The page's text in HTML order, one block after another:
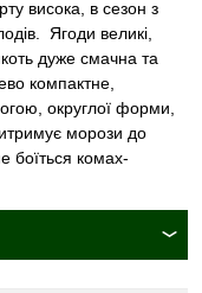
висока, в сезон з
Ягоди великі,
дуже смачна та
компактне,
округлої форми,
морози до
боїться комах-